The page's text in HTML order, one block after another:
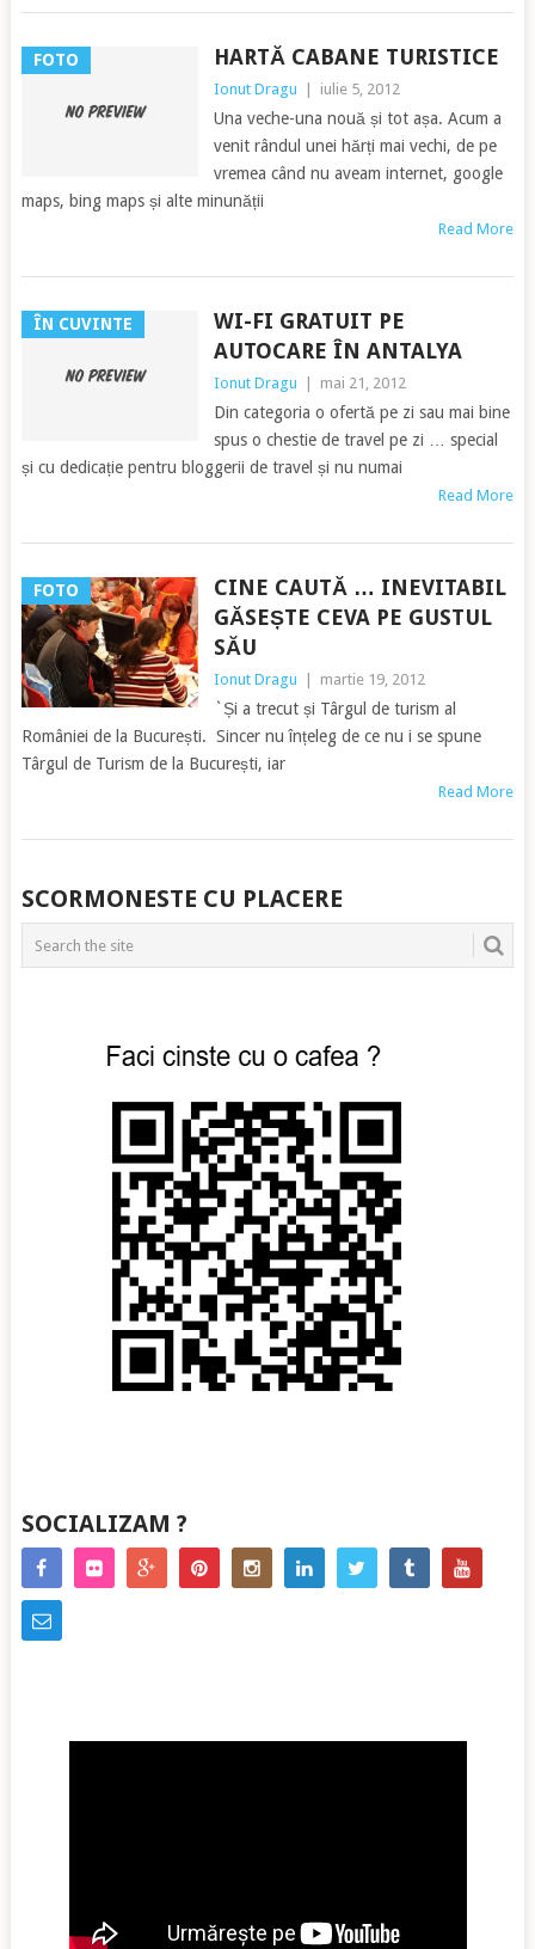
FOTO HARTĂ CABANE TURISTICE
Ionut Dragu iulie 5, 2012
Una veche-una nouă și tot așa. Acum a
venit rândul unei hărți mai vechi, de pe
vremea când nu aveam internet, google
maps, bing maps și alte minunății
Read More
ÎN CUVINTE
WI-FI GRATUIT PE
AUTOCARE ÎN ANTALYA
Ionut Dragu mai 21, 2012
Din categoria o ofertă pe zi sau mai bine
spus o chestie de travel pe zi … special
și cu dedicație pentru bloggerii de travel și nu numai
Read More
FOTO
CINE CAUTĂ … INEVITABIL
GĂSEȘTE CEVA PE GUSTUL
SĂU
Ionut Dragu martie 19, 2012
`Și a trecut și Târgul de turism al
României de la București. Sincer nu înțeleg de ce nu i se spune
Târgul de Turism de la București, iar
Read More
POSTS
NAVIGATION
SCORMONESTE CU PLACERE
SOCIALIZAM ?